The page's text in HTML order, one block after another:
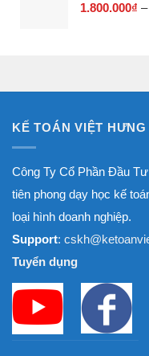
1.800.000₫ –
KẾ TOÁN VIỆT HƯNG
Công Ty Cổ Phần Đầu
tiên phong dạy học kế
loại hình doanh nghiệp.
Support:
Tuyển dụng